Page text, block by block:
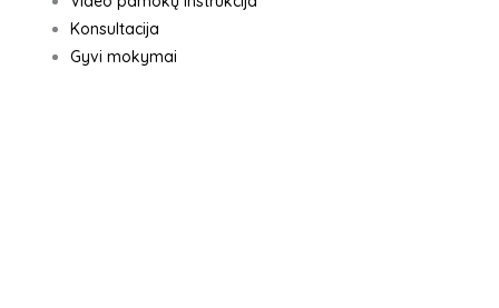
Konsultacija
Gyvi mokymai